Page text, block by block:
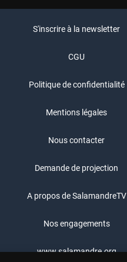
S'inscrire à la newsletter
CGU
Politique de confidentialité
Mentions légales
Nous contacter
Demande de projection
A propos de SalamandreTV
Nos engagements
www.salamandre.org